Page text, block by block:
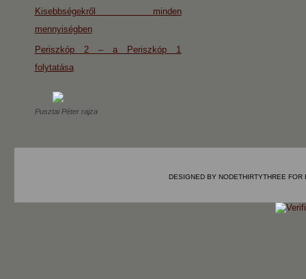
Kisebbségekről minden
mennyiségben
Periszkóp 2 – a Periszkóp 1
folytatása
Pusztai Péter rajza
DESIGNED BY NODETHIRTYTHREE FOR